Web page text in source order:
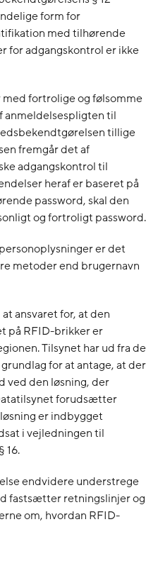
form for
med tilhørende
for adgangskontrol er ikke
fortrolige og følsomme
anmeldelsespligten til
tillige
fremgår det af
adgangskontrol til
heraf er baseret på
password, skal den
og fortroligt password.
er det
metoder end brugernavn
ansvaret for, at den
på RFID-brikker er
Tilsynet har ud fra de
for at antage, at der
ved den løsning, der
forudsætter
er indbygget
i vejledningen til
16.
endvidere understrege
fastsætter retningslinjer og
om, hvordan RFID-